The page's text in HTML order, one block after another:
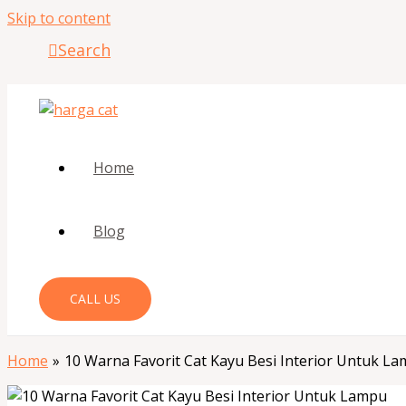
Skip to content
Search
Home
Blog
CALL US
Home 10 Warna Favorit Cat Kayu Besi Interior Untuk